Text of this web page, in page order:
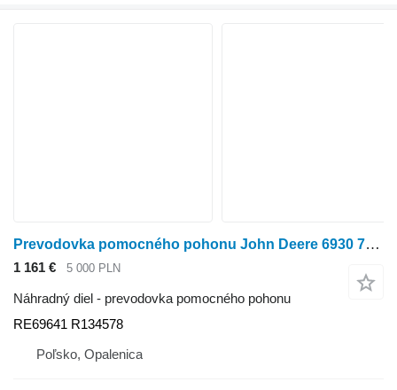
Prevodovka pomocného pohonu John Deere 6930 7210 7600 7800 Predný pohon Vývodový hriadeľ RE69641 R134578 na kolesového traktora John Deere 6930 7210 7600 7800
1 161 € 5 000 PLN
Náhradný diel - prevodovka pomocného pohonu
RE69641 R134578
Poľsko, Opalenica